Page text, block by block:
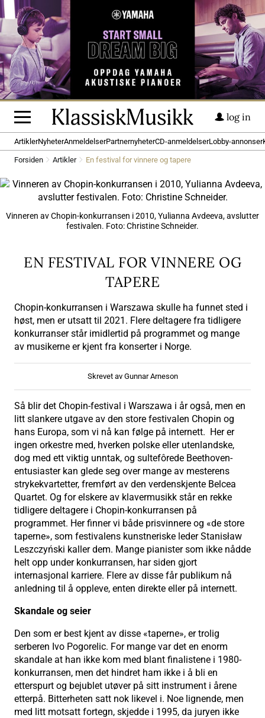
log in
ArtiklerNyheterAnmeldelserPartnernyheterCD-anmeldelserLobby-annonser
Forsiden Artikler En festival for vinnere og tapere
Vinneren av Chopin-konkurransen i 2010, Yulianna Avdeeva, avslutter
festivalen. Foto: Christine Schneider.
EN FESTIVAL FOR VINNERE OG
TAPERE
Chopin-konkurransen i Warszawa skulle ha funnet sted i
høst, men er utsatt til 2021. Flere deltagere fra tidligere
konkurranser står imidlertid på programmet og mange
av musikerne er kjent fra konserter i Norge.
Skrevet av Gunnar Arneson
Så blir det Chopin-festival i Warszawa i år også, men en
litt slankere utgave av den store festivalen Chopin og
hans Europa, som vi nå kan følge på internett. Her er
ingen orkestre med, hverken polske eller utenlandske,
dog med ett viktig unntak, og sultefôrede Beethoven-
entusiaster kan glede seg over mange av mesterens
strykekvartetter, fremført av den verdenskjente Belcea
Quartet. Og for elskere av klavermusikk står en rekke
tidligere deltagere i Chopin-konkurransen på
programmet. Her finner vi både prisvinnere og «de store
taperne», som festivalens kunstneriske leder Stanisław
Leszczyński kaller dem. Mange pianister som ikke nådde
helt opp under konkurransen, har siden gjort
internasjonal karriere. Flere av disse får publikum nå
anledning til å oppleve, enten direkte eller på internett.
Skandale og seier
Den som er best kjent av disse «taperne», er trolig
serberen Ivo Pogorelic. For mange var det en enorm
skandale at han ikke kom med blant finalistene i 1980-
konkurransen, men det hindret ham ikke i å bli en
etterspurt og bejublet utøver på sitt instrument i årene
etterpå. Bitterheten satt nok likevel i. Noe lignende, men
med litt motsatt fortegn, skjedde i 1995, da juryen ikke